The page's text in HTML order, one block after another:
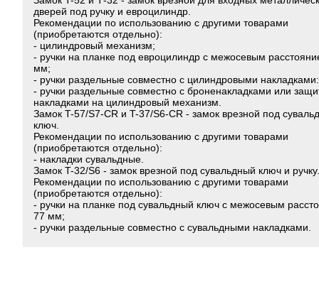
дверей под ручку и евроцилиндр.
Рекомендации по использованию с другими товарами
(приобретаются отдельно):
- цилиндровый механизм;
- ручки на планке под евроцилиндр с межосевым
мм;
- ручки раздельные совместно с цилиндровыми накладками:
- ручки раздельные совместно с броненакладками или
накладками на цилиндровый механизм.
Замок T-57/S7-CR и T-37/S6-CR - замок врезной под
ключ.
Рекомендации по использованию с другими товарами
(приобретаются отдельно):
- накладки сувальдные.
Замок T-32/S6 - замок врезной под сувальдный ключ и ручку.
Рекомендации по использованию с другими товарами
(приобретаются отдельно):
- ручки на планке под сувальдный ключ с межосевым
77 мм;
- ручки раздельные совместно с сувальдными накладками.